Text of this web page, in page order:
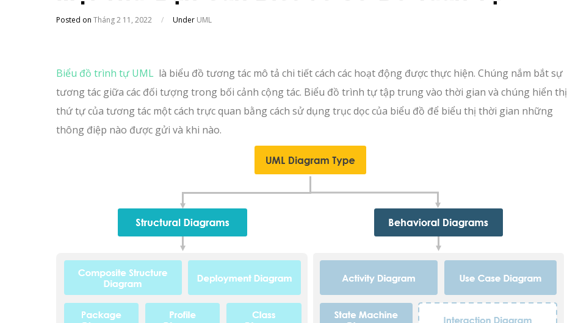
Posted on Tháng 2 11, 2022 / Under UML
Biểu đồ trình tự UML là biểu đồ tương tác mô tả chi tiết cách các hoạt động được thực hiện. Chúng nắm bắt sự
tương tác giữa các đối tượng trong bối cảnh cộng tác. Biểu đồ trình tự tập trung vào thời gian và chúng hiển thị
thứ tự của tương tác một cách trực quan bằng cách sử dụng trục dọc của biểu đồ để biểu thị thời gian những
thông điệp nào được gửi và khi nào.